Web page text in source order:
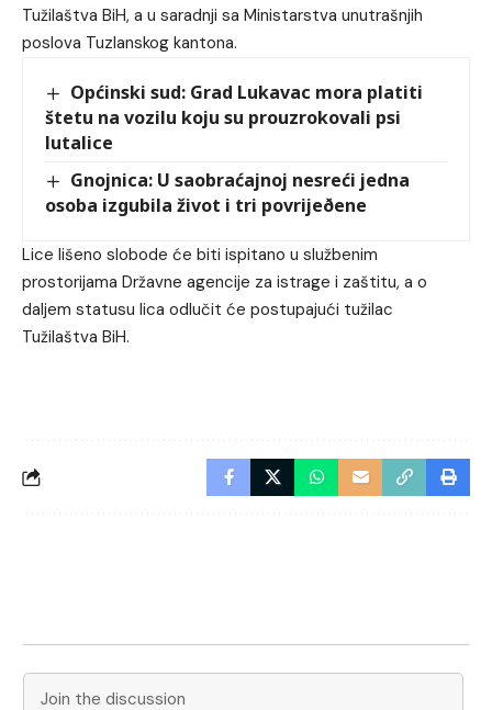
Tužilaštva BiH, a u saradnji sa Ministarstva unutrašnjih
poslova Tuzlanskog kantona.
Općinski sud: Grad Lukavac mora platiti
štetu na vozilu koju su prouzrokovali psi
lutalice
Gnojnica: U saobraćajnoj nesreći jedna
osoba izgubila život i tri povrijeðene
Lice lišeno slobode će biti ispitano u službenim
prostorijama Državne agencije za istrage i zaštitu, a o
daljem statusu lica odlučit će postupajući tužilac
Tužilaštva BiH.